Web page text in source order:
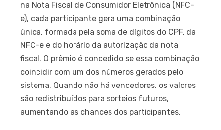
na Nota Fiscal de Consumidor Eletrônica (NFC-
e), cada participante gera uma combinação
única, formada pela soma de dígitos do CPF, da
NFC-e e do horário da autorização da nota
fiscal. O prêmio é concedido se essa combinação
coincidir com um dos números gerados pelo
sistema. Quando não há vencedores, os valores
são redistribuídos para sorteios futuros,
aumentando as chances dos participantes.